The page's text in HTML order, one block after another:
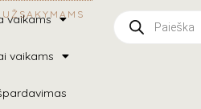
vaikams
vaikams